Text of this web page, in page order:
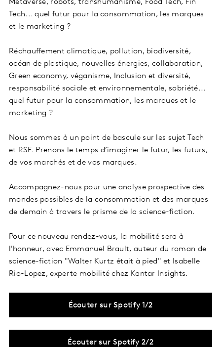
Metaverse, robots, transhumanisme, Food Tech, Fin
Tech... quel futur pour la consommation, les marques
et le marketing ?
Réchauffement climatique, pollution, biodiversité,
océan de plastique, nouvelles énergies, collaboration,
Green economy, véganisme, Inclusion et diversité,
responsabilité sociale et environnementale, sobriété...
quel futur pour la consommation, les marques et le
marketing ?
Nous sommes à un point de bascule sur les sujet Tech
et RSE. Prenons le temps d’imaginer le futur, les futurs,
de vos marchés et de vos marques.
Accompagnez-nous pour une analyse prospective des
mondes possibles de la consommation et des marques
de demain à travers le prisme de la science-fiction.
Pour ce nouveau rendez-vous, la mobilité sera à
l'honneur, avec Emmanuel Brault, auteur du roman de
science-fiction "Walter Kurtz était à pied" et Isabelle
Rio-Lopez, experte mobilité chez Kantar Insights.
Écouter sur Spotify 1/2
Écouter sur Spotify 2/2